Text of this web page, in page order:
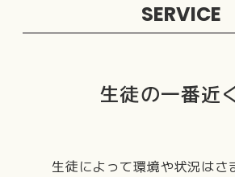
SERVICE
生徒の一番近
生徒によって環境や状況はさ